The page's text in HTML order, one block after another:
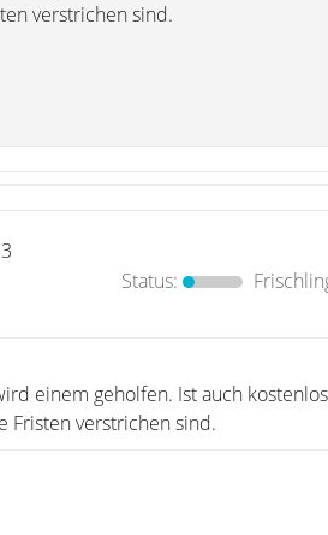
verstrichen sind.
Status:
einem geholfen. Ist auch
Fristen verstrichen sind.